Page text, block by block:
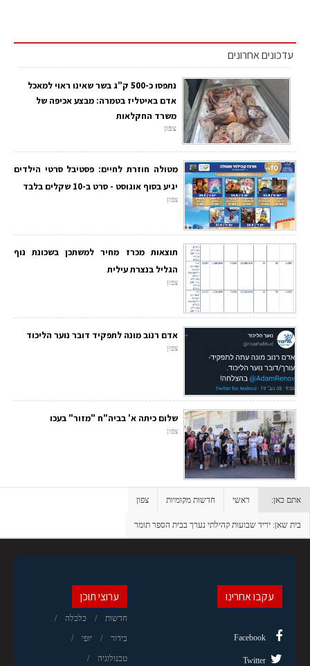
עדכונים אחרונים
נתפסו כ-500 ק"ג בשר שאינו ראוי למאכל
אדם באיטליז בטמרה: מבצע אכיפה של
משרד החקלאות
צפון
מטולה חוזרת לחיים: פסטיבל סרטי הילדים
יגיע בסוף אוגוסט - סרט ב-10 שקלים בלבד
צפון
תוצאות מכרז מחיר למשתכן בשכונת נוף
הגליל בנצרת עילית
צפון
אדם רנוב מונה לתפקיד דובר נוער הליכוד
צפון
שלום כיתה א' בביה"ח "מזור" בעכו
צפון
אתם כאן: ראשי חדשות מקומיות צפון
בית שאן: יריד שבועות קהילתי נערך בבית הספר תומר
ערוצי תוכן
חדשות כלכלה
בידור יופי
טכנולוגיה
עקבו אחרינו
Facebook
Twitter